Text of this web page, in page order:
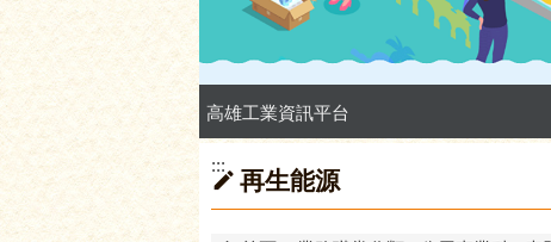
高雄本洲產業園區服務中心
:::
再生能源